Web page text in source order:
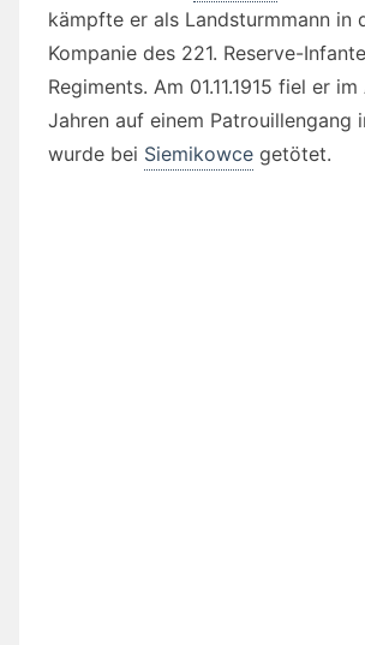
kämpfte er als Landsturmmann in
Kompanie des 221. Reserve-
Regiments. Am 01.11.1915 fiel er
Jahren auf einem Patrouillengang
wurde bei Siemikowce getötet.